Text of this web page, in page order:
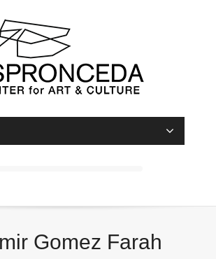
Gomez Farah